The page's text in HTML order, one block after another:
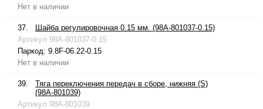
Нет в наличии
37.
Шайба регулировочная 0.15 мм. (98A-801037-0.15)
Артикул 98A-801037-0.15
Паркод: 9.8F-06.22-0.15
Нет в наличии
39.
Тяга переключения передач в сборе, нижняя (S)
(98A-801039)
Артикул 98A-801039